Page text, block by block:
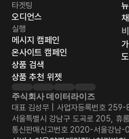
타겟팅
오디언스
실행
메시지 캠페인
온사이트 캠페인
상품 추천 위젯
상품 검색
주식회사 데이터라이즈
대표 김성무 | 사업자등록번호
서울특별시 강남구 도곡로 205,
통신판매신고번호 2020-서울강남